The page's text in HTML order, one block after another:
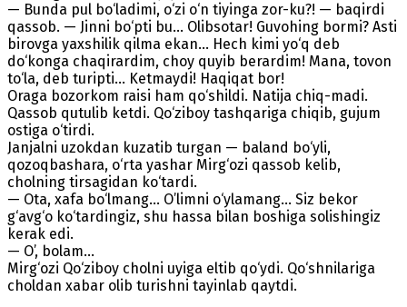
— Bunda pul bo‘ladimi, o‘zi o‘n tiyinga zor-ku?! — baqirdi
qassob. — Jinni bo‘pti bu... Olibsotar! Guvohing bormi? Asti
birovga yaxshilik qilma ekan... Hech kimi yo‘q deb
do‘konga chaqirardim, choy quyib berardim! Mana, tovon
to‘la, deb turipti... Ketmaydi! Haqiqat bor!
Oraga bozorkom raisi ham qo‘shildi. Natija chiq-madi.
Qassob qutulib ketdi. Qo‘ziboy tashqariga chiqib, gujum
ostiga o‘tirdi.
Janjalni uzokdan kuzatib turgan — baland bo‘yli,
qozoqbashara, o‘rta yashar Mirg‘ozi qassob kelib,
cholning tirsagidan ko‘tardi.
— Ota, xafa bo‘lmang... O’limni o‘ylamang... Siz bekor
g‘avg‘o ko‘tardingiz, shu hassa bilan boshiga solishingiz
kerak edi.
— O’, bolam...
Mirg‘ozi Qo‘ziboy cholni uyiga eltib qo‘ydi. Qo‘shnilariga
choldan xabar olib turishni tayinlab qaytdi.